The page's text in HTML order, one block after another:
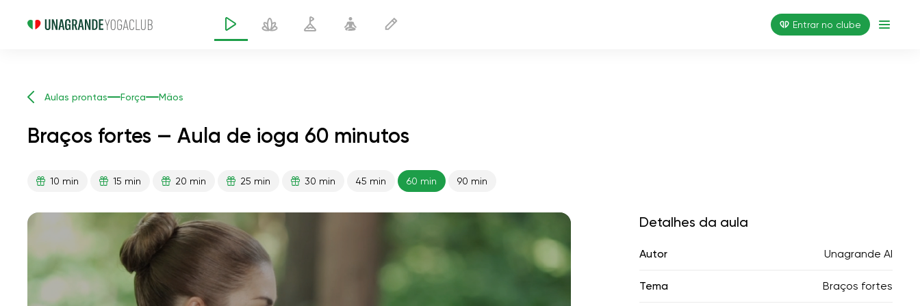
Entrar no clube
Aulas prontas Força Mãos
Braços fortes — Aula de ioga 60 minutos
10 min 15 min 20 min 25 min 30 min 45 min 60 min 90 min
Detalhes da aula
Autor Unagrande AI
Tema Braços fortes